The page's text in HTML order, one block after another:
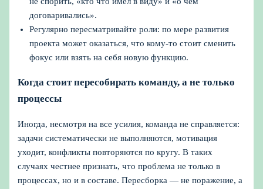
договаривались».
Регулярно пересматривайте роли: по мере развития
проекта может оказаться, что кому-то стоит сменить
фокус или взять на себя новую функцию.
Когда стоит пересобирать команду, а не только
процессы
Иногда, несмотря на все усилия, команда не справляется:
задачи систематически не выполняются, мотивация
уходит, конфликты повторяются по кругу. В таких
случаях честнее признать, что проблема не только в
процессах, но и в составе. Пересборка — не поражение, а